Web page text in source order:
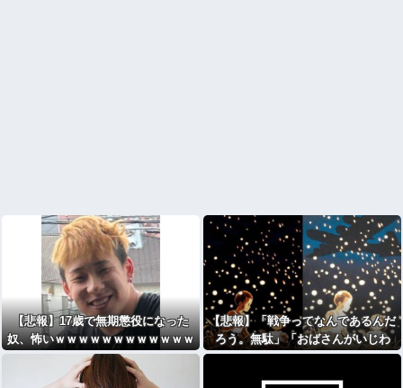
【悲報】17歳で無期懲役になった
奴、怖いｗｗｗｗｗｗｗｗｗｗｗｗ
ｗｗｗｗｗｗｗｗｗｗｗｗ
【悲報】「戦争ってなんであるんだ
ろう。無駄」「おばさんがいじわ
る」『火垂るの墓』を見た小学生さ